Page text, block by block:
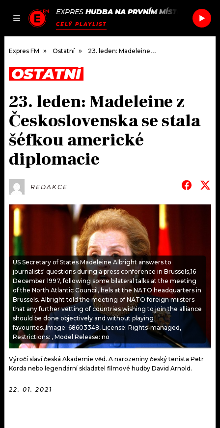
JAK
SEZNAM.CZ
EXPRES HUDBA NA PRVNÍM MÍSTĚ JODIE
CELÝ PLAYLIST
DOMŮ
ČLÁNKY
AKTUÁLNĚ
HUDBA
ROZHOVORY
KALENDÁŘ
VIP
TRENDY
KULTURA
MIX
OSTATNÍ
PODCASTY
JAK NALADIT
RÁDIO
APLIKACE
PROGRAM
JAK NALADIT
SOUTĚŽE
Expres FM Ostatní 23. leden: Madeleine z Československa se stala šéfkou americké diplomacie
OSTATNÍ
23. leden: Madeleine z
Československa se stala
šéfkou americké
diplomacie
REDAKCE
US Secretary of States Madeleine Albright answers to
journalists' questions during a press conference in Brussels,16
December 1997, following some bilateral talks at the meeting
of the North Atlantic Council, hels at the NATO headquarters in
Brussels. Albright told the meeting of NATO foreign miisters
that any further vetting of countries wishing to join the alliance
should be done objectively and without playing
favourites.,Image: 68603348, License: Rights-managed,
Restrictions: , Model Release: no
Výročí slaví česká Akademie věd. A narozeniny český tenista Petr
Korda nebo legendární skladatel filmové hudby David Arnold.
22. 01. 2021